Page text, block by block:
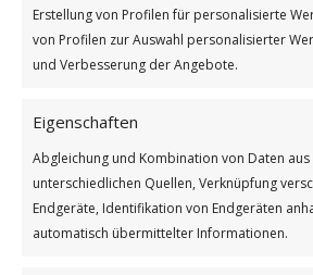
Erstellung von Profilen für personalisierte
von Profilen zur Auswahl personalisierter
und Verbesserung der Angebote.
Eigenschaften
Abgleichung und Kombination von Daten aus
unterschiedlichen Quellen, Verknüpfung
Endgeräte, Identifikation von Endgeräten
automatisch übermittelter Informationen.
Impressum
Unsere Cookie-